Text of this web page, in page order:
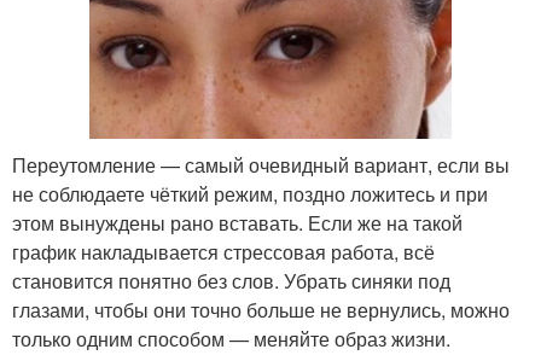
Переутомление — самый очевидный вариант, если вы
не соблюдаете чёткий режим, поздно ложитесь и при
этом вынуждены рано вставать. Если же на такой
график накладывается стрессовая работа, всё
становится понятно без слов. Убрать синяки под
глазами, чтобы они точно больше не вернулись, можно
только одним способом — меняйте образ жизни.